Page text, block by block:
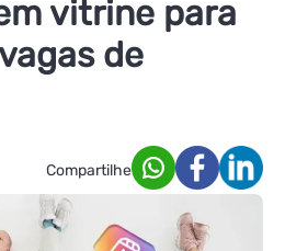
vitrine para
de
Compartilhe